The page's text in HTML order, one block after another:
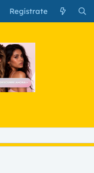
Regístrate